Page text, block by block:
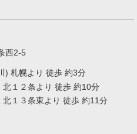
西2-5
) 札幌より 徒歩 約3分
１２条より 徒歩 約10分
１３条東より 徒歩 約11分